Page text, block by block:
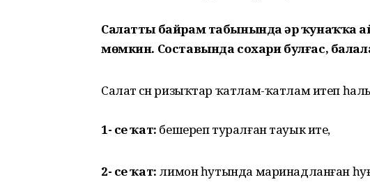
Салатты байрам табынында һәр ҡунаҡҡа
мөмкин. Составында сохари булғас,
Салат өсөн ризыҡтар ҡатлам-ҡатлам итеп
1- се ҡат: бешереп туралған тауык ите,
2- се ҡат: лимон һутында маринадланған